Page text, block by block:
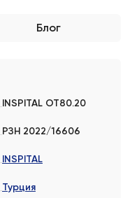
Блог
INSPITAL OT80.20
РЗН 2022/16606
INSPITAL
Турция